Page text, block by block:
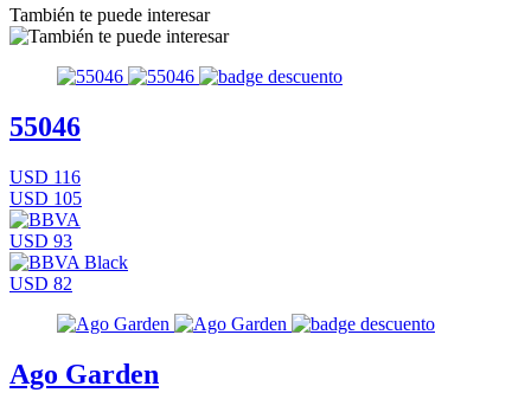
También te puede interesar
55046
USD 116
USD 105
USD 93
USD 82
Ago Garden